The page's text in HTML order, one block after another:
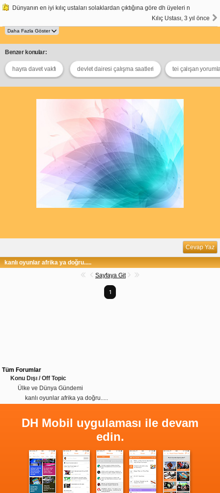
Dünyanın en iyi kılıç ustaları solaklardan çıktığına göre dh üyeleri n
Kılıç Ustası, 3 yıl önce
Benzer konular:
hayra davet vakfı devlet dairesi çalışma saatleri tei çalışan
Cevap Yaz
kanlı oyunlar afrika ya doğru.....
Sayfaya Git
1
Tüm Forumlar
Konu Dışı / Off Topic
Ülke ve Dünya Gündemi
kanlı oyunlar afrika ya doğru.....
DH Mobil uygulaması ile devam
edin.